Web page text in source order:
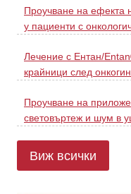
Проучване на ефекта
у пациенти с
Лечение с Ентан/
крайници след
Проучване на
световъртеж и шум в
Виж всички